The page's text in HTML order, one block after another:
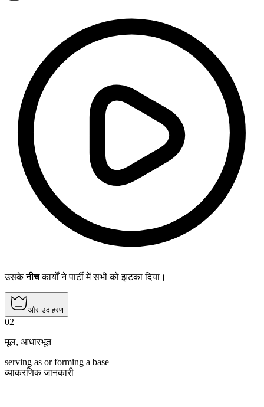
उसकेनीचकार्यों ने पार्टी में सभी को झटका दिया।
और उदाहरण
02
मूल, आधारभूत
serving as or forming a base
व्याकरणिक जानकारी